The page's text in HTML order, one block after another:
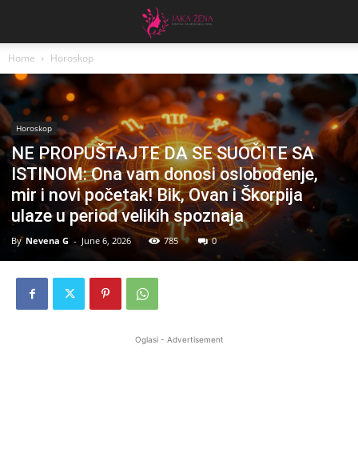
Home Horoskop
Horoskop
NE PROPUŠTAJTE DA SE SUOČITE SA
ISTINOM: Ona vam donosi oslobođenje,
mir i novi početak! Bik, Ovan i Škorpija
ulaze u period velikih spoznaja
By Nevena G - June 6, 2026 785 0
Oglasi - Advertisement